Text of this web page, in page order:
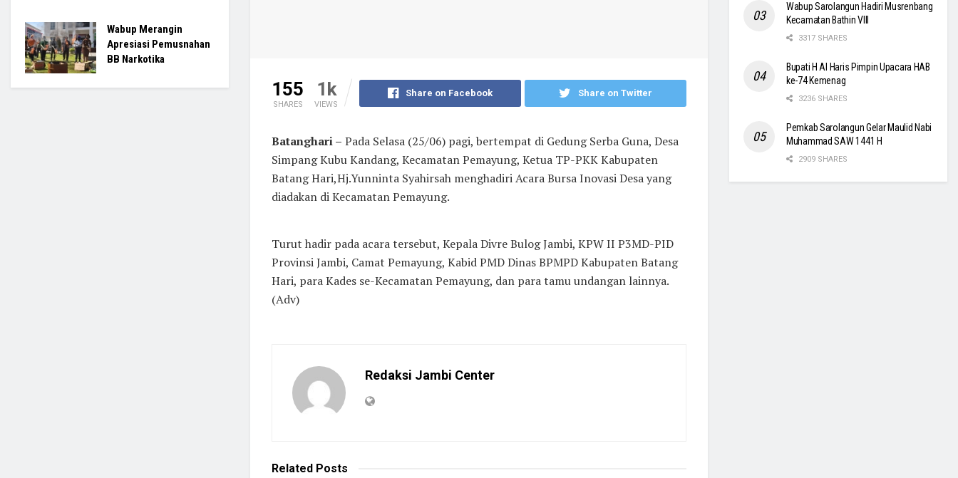
155
SHARES
1k
VIEWS
Share on Facebook Share on Twitter
Batanghari – Pada Selasa (25/06) pagi, bertempat di Gedung Serba Guna, Desa
Simpang Kubu Kandang, Kecamatan Pemayung, Ketua TP-PKK Kabupaten
Batang Hari,Hj.Yunninta Syahirsah menghadiri Acara Bursa Inovasi Desa yang
diadakan di Kecamatan Pemayung.
Turut hadir pada acara tersebut, Kepala Divre Bulog Jambi, KPW II P3MD-PID
Provinsi Jambi, Camat Pemayung, Kabid PMD Dinas BPMPD Kabupaten Batang
Hari, para Kades se-Kecamatan Pemayung, dan para tamu undangan lainnya.
(Adv)
Redaksi Jambi Center
Related Posts
Wabup Merangin
Apresiasi Pemusnahan
BB Narkotika
Wabup Sarolangun Hadiri Musrenbang
Kecamatan Bathin VIII
3317 SHARES
Bupati H Al Haris Pimpin Upacara HAB
ke-74 Kemenag
3236 SHARES
Pemkab Sarolangun Gelar Maulid Nabi
Muhammad SAW 1441 H
2909 SHARES